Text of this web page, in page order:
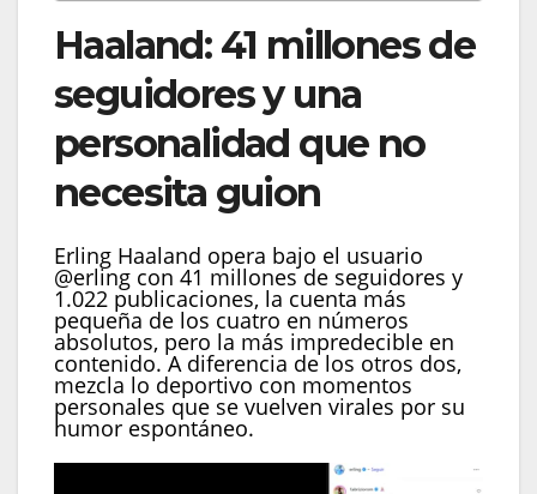
Haaland: 41 millones de
seguidores y una
personalidad que no
necesita guion
Erling Haaland opera bajo el usuario
@erling con 41 millones de seguidores y
1.022 publicaciones, la cuenta más
pequeña de los cuatro en números
absolutos, pero la más impredecible en
contenido. A diferencia de los otros dos,
mezcla lo deportivo con momentos
personales que se vuelven virales por su
humor espontáneo.